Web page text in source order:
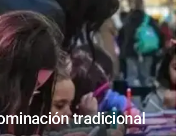
tradicional